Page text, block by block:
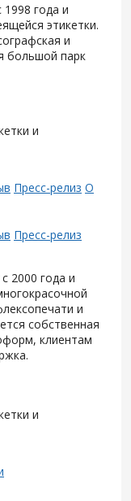
года и
этикетки.
и
большой парк
и
Пресс-релиз О
Пресс-релиз
2000 года и
и
собственная
клиентам
и